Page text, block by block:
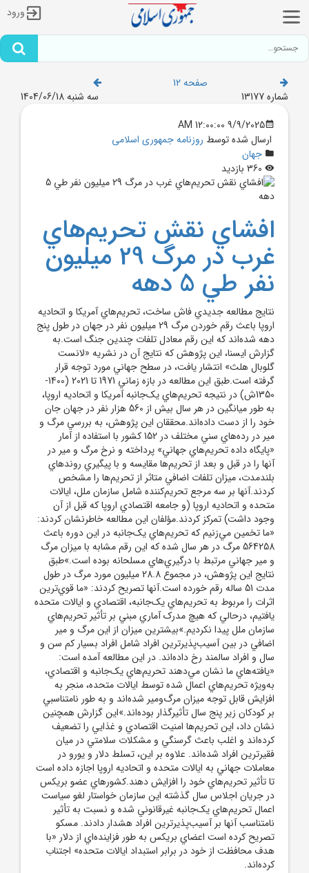
ورود
صفحه 12
شماره 13177
سه شنبه 1404/06/18
9/9/2025 12:00:00 AM
ارسال شده توسط روزنامه جمهوری اسلامی
جهان
افشاي نقش تحريم‌هاي
غرب در مرگ 29 ميليون
نفر طي 5 دهه
نتايج مطالعه جديدي فاش ساخت، تحريم‌هاي آمريکا و اتحاديه
اروپا باعث رقم خوردن مرگ 29 ميليون نفر در جهان در طول پنج
دهه شده‌اند که اين رقم معادل تلفات چندين جنگ است.به
گزارش ايسنا، اين پژوهش که نتايج آن در نشريه «لانست
گلوبال هلث»‌ انتشار يافت، در سطح جهاني مورد توجه قرار
گرفته است.طبق اين مطالعه در بازه زماني 1971 تا 2021 (1400-
1350ش) در نتيجه تحريم‌هاي يک‌جانبه آمريکا و اتحاديه اروپا،
به طور ميانگين در هر سال بيش از 560 هزار نفر در جهان جان
خود را از دست داده‌اند.محققان اين پژوهش، به بررسي مرگ و
مير در رده‌هاي سني مختلف در 152 کشور با استفاده از آمار
«پايگاه داده تحريم‌هاي جهاني» پرداخته و نرخ مرگ و مير در
آنها را در قبل و بعد از تحريم‌ها مقايسه و با پيگيري روندهاي
بلندمدت، ميزان تلفات اضافي متاثر از تحريم‌ها را مشخص
کردند.آنها بر سه مرجع تحريم‌کننده شامل سازمان ملل، ايالات
متحده و اتحاديه اروپا (و جامعه اقتصادي اروپا که قبل از آن
وجود داشت) تمرکز کردند.مؤلفان اين مطالعه خاطرنشان کردند:
«ما تخمين مي‌زنيم که تحريم‌هاي يک‌جانبه در اين دوره باعث
564258 مرگ در هر سال شده که اين رقم مشابه با ميزان مرگ
و مير جهاني مرتبط با درگيري‌هاي مسلحانه بوده است.»طبق
نتايج اين پژوهش، در مجموع 28.8 ميليون مورد مرگ در طول
مدت 51 ساله رقم خورده است.آنها تصريح کردند: «ما قوي‌ترين
اثرات را مربوط به تحريم‌هاي يک‌جانبه، اقتصادي و ايالات متحده
يافتيم، درحالي که هيچ مدرک آماري مبني بر تأثير تحريم‌هاي
سازمان ملل پيدا نکرديم.»بيشترين ميزان از اين مرگ و مير
اضافي در بين آسيب‌پذيرترين افراد شامل افراد بسيار کم سن و
سال و افراد سالمند رخ داده‌اند. در اين مطالعه آمده است:
«يافته‌هاي ما نشان مي‌دهند تحريم‌هاي يک‌جانبه و اقتصادي،
به‌ويژه تحريم‌هاي اعمال شده توسط ايالات متحده، منجر به
افزايش قابل توجه ميزان مرگ‌ومير شده‌اند و به طور نامتناسبي
بر کودکان زير پنج سال تأثيرگذار بوده‌اند.»اين گزارش همچنين
نشان داد، اين تحريم‌ها امنيت اقتصادي و غذايي را تضعيف
کرده‌اند و اغلب باعث گرسنگي و مشکلات سلامتي در ميان
فقيرترين افراد شده‌اند. علاوه بر اين، تسلط دلار و يورو در
معاملات جهاني به ايالات متحده و اتحاديه اروپا اجازه داده است
تا تأثير تحريم‌هاي خود را افزايش دهند.کشورهاي عضو بريکس
در جريان اجلاس سال گذشته اين سازمان خواستار لغو سياست
اعمال تحريم‌هاي يک‌جانبه غيرقانوني شده و نسبت به تأثير
نامتناسب آنها بر آسيب‌پذيرترين افراد هشدار دادند. مسکو
تصريح کرده است اعضاي بريکس به طور فزاينده‌اي از دلار «با
هدف محافظت از خود در برابر استبداد ايالات متحده» اجتناب
کرده‌اند.